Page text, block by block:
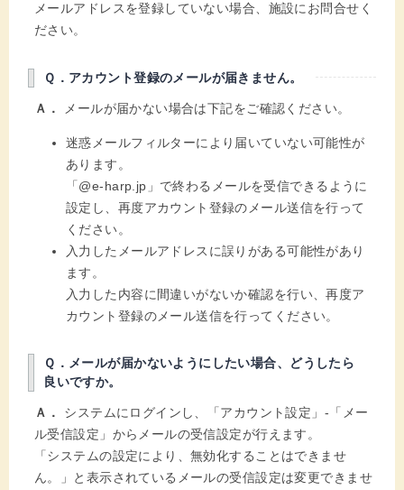
メールアドレスを登録していない場合、施設にお問合せく
ださい。
Ｑ．アカウント登録のメールが届きません。
Ａ． メールが届かない場合は下記をご確認ください。
迷惑メールフィルターにより届いていない可能性が
あります。
「@e-harp.jp 」で終わるメールを受信できるように
設定し、再度アカウント登録のメール送信を行って
ください。
入力したメールアドレスに誤りがある可能性があり
ます。
入力した内容に間違いがないか確認を行い、再度ア
カウント登録のメール送信を行ってください。
Ｑ．メールが届かないようにしたい場合、どうしたら
良いですか。
Ａ．
システムにログインし、「アカウント設定」-「メー
ル受信設定」からメールの受信設定が行えます。
「システムの設定により、無効化することはできませ
ん。」と表示されているメールの受信設定は変更できませ